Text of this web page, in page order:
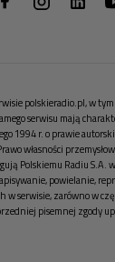
polskieradio.pl, w
serwisu mają
1994 r. o prawie
własności
Polskiemu Radiu
powielanie,
w serwisie, zarówno w
pisemnej zgody